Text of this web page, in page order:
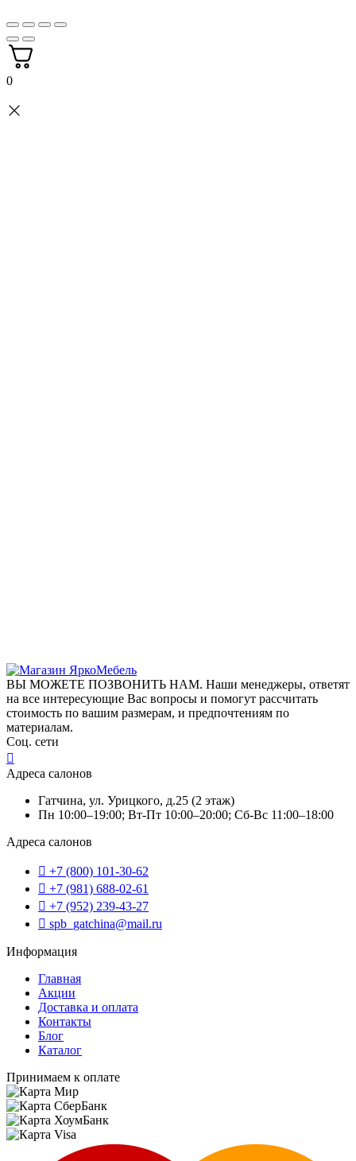
0
ВЫ МОЖЕТЕ ПОЗВОНИТЬ НАМ. Наши менеджеры, ответят
на все интересующие Вас вопросы и помогут рассчитать
стоимость по вашим размерам, и предпочтениям по
материалам.
Соц. сети
Адреса салонов
Гатчина, ул. Урицкого, д.25 (2 этаж)
Пн 10:00–19:00; Вт-Пт 10:00–20:00; Сб-Вс 11:00–18:00
Адреса салонов
+7 (800) 101-30-62
+7 (981) 688-02-61
+7 (952) 239-43-27
spb_gatchina@mail.ru
Информация
Главная
Акции
Доставка и оплата
Контакты
Блог
Каталог
Принимаем к оплате